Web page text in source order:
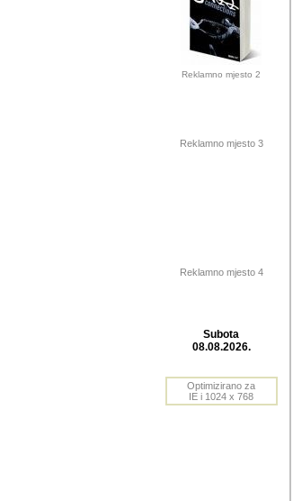
Reklamno mjesto 2
Reklamno mjesto 3
Reklamno mjesto 4